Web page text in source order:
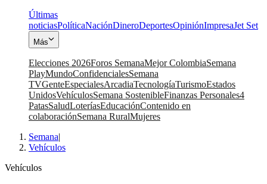
Últimas
noticiasPolíticaNaciónDineroDeportesOpiniónImpresaJet Set
Más
Elecciones 2026Foros SemanaMejor ColombiaSemana
PlayMundoConfidencialesSemana
TVGenteEspecialesArcadiaTecnologíaTurismoEstados
UnidosVehículosSemana SostenibleFinanzas Personales4
PatasSaludLoteríasEducaciónContenido en
colaboraciónSemana RuralMujeres
Semana|
Vehículos
Vehículos